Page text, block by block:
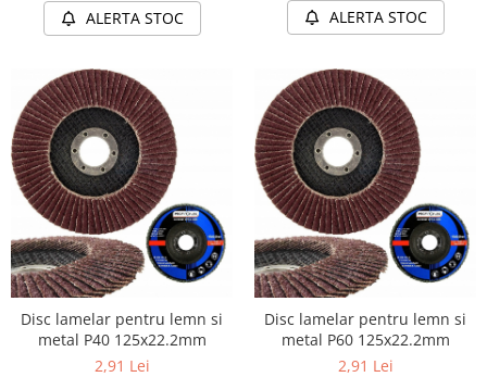
ALERTA STOC ALERTA STOC
Disc lamelar pentru lemn si
metal P40 125x22.2mm
2,91 Lei
Disc lamelar pentru lemn si
metal P60 125x22.2mm
2,91 Lei